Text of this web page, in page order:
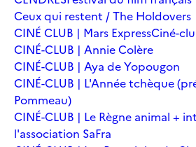
Ceux qui restent / The Holdovers
CINÉ CLUB | Mars ExpressCiné-
CINÉ-CLUB | Annie Colère
CINÉ-CLUB | Aya de Yopougon
CINÉ-CLUB | L'Année tchèque
Pommeau)
CINÉ-CLUB | Le Règne animal +
l'association SaFra